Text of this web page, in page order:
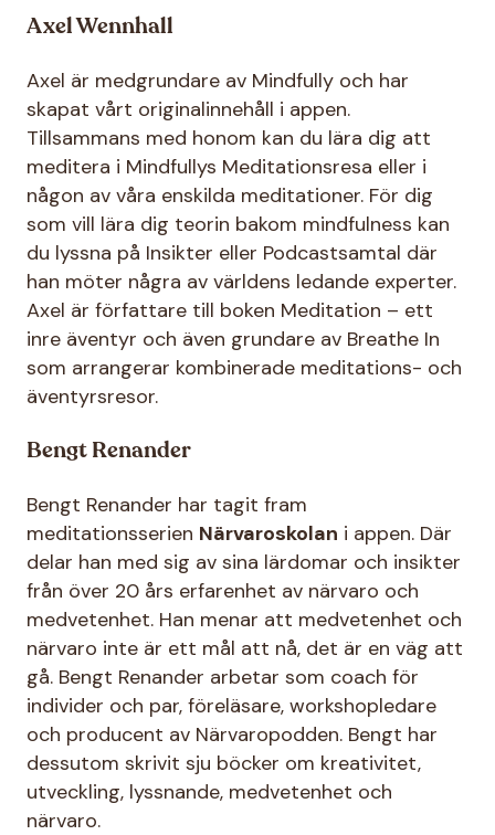
Axel Wennhall
Axel är medgrundare av Mindfully och har
skapat vårt originalinnehåll i appen.
Tillsammans med honom kan du lära dig att
meditera i Mindfullys Meditationsresa eller i
någon av våra enskilda meditationer. För dig
som vill lära dig teorin bakom mindfulness kan
du lyssna på Insikter eller Podcastsamtal där
han möter några av världens ledande experter.
Axel är författare till boken Meditation – ett
inre äventyr och även grundare av Breathe In
som arrangerar kombinerade meditations- och
äventyrsresor.
Bengt Renander
Bengt Renander har tagit fram
meditationsserien Närvaroskolan i appen. Där
delar han med sig av sina lärdomar och insikter
från över 20 års erfarenhet av närvaro och
medvetenhet. Han menar att medvetenhet och
närvaro inte är ett mål att nå, det är en väg att
gå. Bengt Renander arbetar som coach för
individer och par, föreläsare, workshopledare
och producent av Närvaropodden. Bengt har
dessutom skrivit sju böcker om kreativitet,
utveckling, lyssnande, medvetenhet och
närvaro.